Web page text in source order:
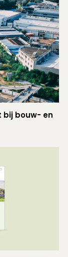
bij bouw- en